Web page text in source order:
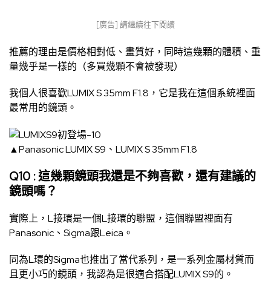
[廣告] 請繼續往下閱讀
推薦的理由是價格相對低、畫質好，同時這幾顆的體積、重
量幾乎是一樣的（多買幾顆不會被發現）
我個人很喜歡LUMIX S 35mm F1.8，它是我在這個系統裡面
最常用的鏡頭。
▲Panasonic LUMIX S9、LUMIX S 35mm F1.8
Q10 : 這幾顆鏡頭我還是不夠喜歡，還有建議的
鏡頭嗎？
實際上，L接環是一個L接環的聯盟，這個聯盟裡面有
Panasonic、Sigma跟Leica。
同為L環的Sigma也推出了當代系列，是一系列金屬材質而
且更小巧的鏡頭，我認為是很適合搭配LUMIX S9的。